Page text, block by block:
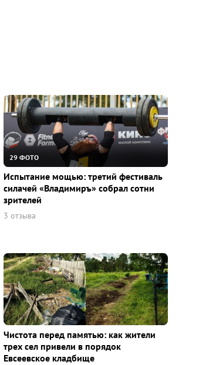
29 ФОТО
Испытание мощью: третий фестиваль
силачей «Владимиръ» собрал сотни
зрителей
3 отзыва
Чистота перед памятью: как жители
трех сел привели в порядок
Евсеевское кладбище